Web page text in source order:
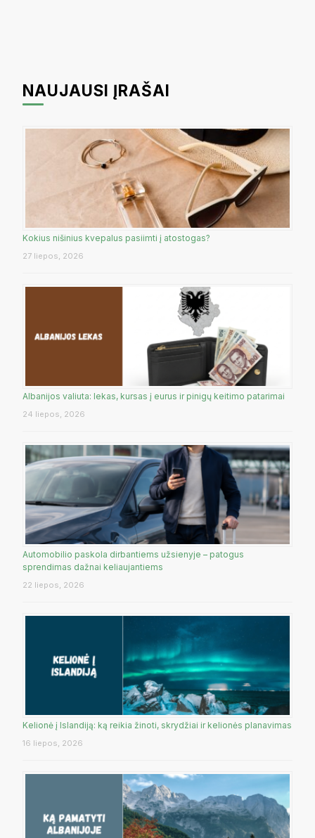
NAUJAUSI ĮRAŠAI
Kokius nišinius kvepalus pasiimti į atostogas?
27 liepos, 2026
Albanijos valiuta: lekas, kursas į eurus ir pinigų keitimo patarimai
24 liepos, 2026
Automobilio paskola dirbantiems užsienyje – patogus
sprendimas dažnai keliaujantiems
22 liepos, 2026
Kelionė į Islandiją: ką reikia žinoti, skrydžiai ir kelionės planavimas
16 liepos, 2026